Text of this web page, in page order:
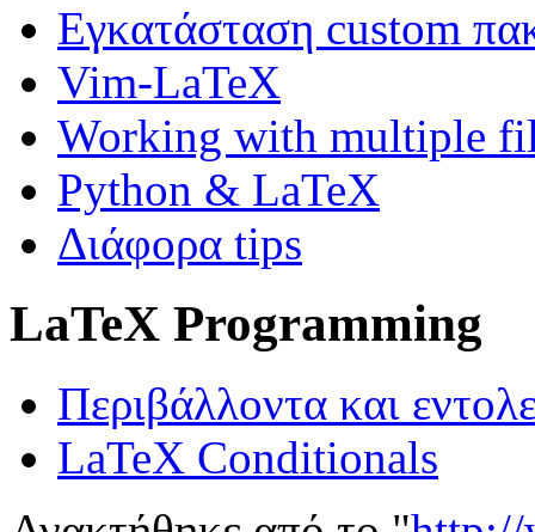
Εγκατάσταση custom
Vim-LaTeX
Working with multiple
Python & LaTeX
Διάφορα tips
LaTeX Programming
Περιβάλλοντα και
LaTeX Conditionals